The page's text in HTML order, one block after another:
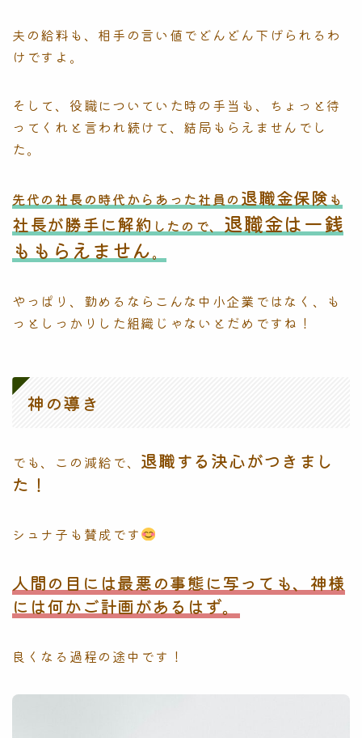
夫の給料も、相手の言い値でどんどん下げられるわ
けですよ。
そして、役職についていた時の手当も、ちょっと待
ってくれと言われ続けて、結局もらえませんでし
た。
先代の社長の時代からあった社員の 退職金保険 も
社長が勝手に解約 したので、 退職金は一銭
ももらえません。
やっぱり、勤めるならこんな中小企業ではなく、も
っとしっかりした組織じゃないとだめですね！
神の導き
でも、この減給で、 退職する決心がつきまし
た！
シュナ子も賛成です
人間の目には最悪の事態に写っても、神様
には何かご計画があるはず。
良くなる過程の途中です！